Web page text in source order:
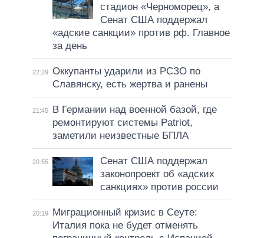
стадион «Черноморец», а
Сенат США поддержал
«адские санкции» против рф. Главное
за день
22:29 Оккупанты ударили из РСЗО по
Славянску, есть жертва и ранены
21:45
В Германии над военной базой, где
ремонтируют системы Patriot,
заметили неизвестные БПЛА
20:55
Сенат США поддержал
законопроект об «адских
санкциях» против россии
20:19
Миграционный кризис в Сеуте:
Италия пока не будет отменять